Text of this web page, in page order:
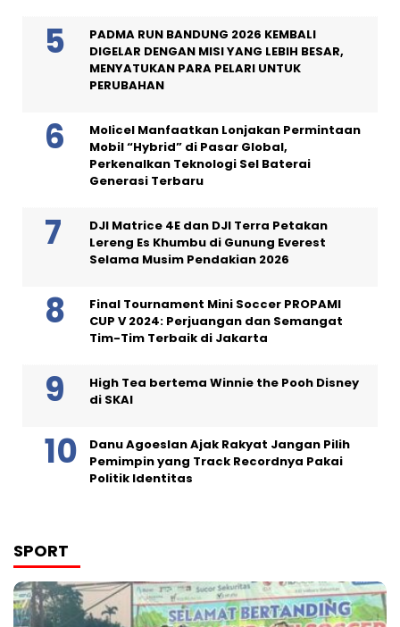
PADMA RUN BANDUNG 2026 KEMBALI
DIGELAR DENGAN MISI YANG LEBIH BESAR,
MENYATUKAN PARA PELARI UNTUK
PERUBAHAN
Molicel Manfaatkan Lonjakan Permintaan
Mobil “Hybrid” di Pasar Global,
Perkenalkan Teknologi Sel Baterai
Generasi Terbaru
DJI Matrice 4E dan DJI Terra Petakan
Lereng Es Khumbu di Gunung Everest
Selama Musim Pendakian 2026
Final Tournament Mini Soccer PROPAMI
CUP V 2024: Perjuangan dan Semangat
Tim-Tim Terbaik di Jakarta
High Tea bertema Winnie the Pooh Disney
di SKAI
Danu Agoeslan Ajak Rakyat Jangan Pilih
Pemimpin yang Track Recordnya Pakai
Politik Identitas
SPORT